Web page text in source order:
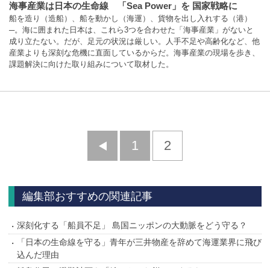
海事産業は日本の生命線 「Sea Power」を 国家戦略に
船を造り（造船）、船を動かし（海運）、貨物を出し入れする（港）
─。海に囲まれた日本は、これら3つを合わせた「海事産業」がないと
成り立たない。だが、足元の状況は厳しい。人手不足や高齢化など、他
産業よりも深刻な危機に直面しているからだ。海事産業の現場を歩き、
課題解決に向けた取り組みについて取材した。
前
1 2
編集部おすすめの関連記事
深刻化する「船員不足」 島国ニッポンの大動脈をどう守る？
「日本の生命線を守る」青年が三井物産を辞めて海運業界に飛び
込んだ理由